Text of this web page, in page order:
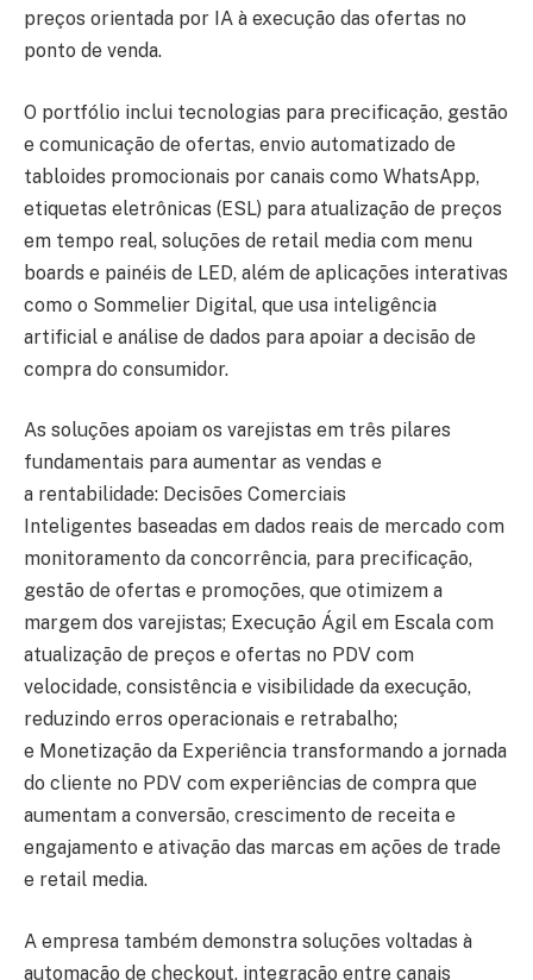
preços orientada por IA à execução das ofertas no
ponto de venda.
O portfólio inclui tecnologias para precificação, gestão
e comunicação de ofertas, envio automatizado de
tabloides promocionais por canais como WhatsApp,
etiquetas eletrônicas (ESL) para atualização de preços
em tempo real, soluções de retail media com menu
boards e painéis de LED, além de aplicações interativas
como o Sommelier Digital, que usa inteligência
artificial e análise de dados para apoiar a decisão de
compra do consumidor.
As soluções apoiam os varejistas em três pilares
fundamentais para aumentar as vendas e
a rentabilidade: Decisões Comerciais
Inteligentes baseadas em dados reais de mercado com
monitoramento da concorrência, para precificação,
gestão de ofertas e promoções, que otimizem a
margem dos varejistas; Execução Ágil em Escala com
atualização de preços e ofertas no PDV com
velocidade, consistência e visibilidade da execução,
reduzindo erros operacionais e retrabalho;
e Monetização da Experiência transformando a jornada
do cliente no PDV com experiências de compra que
aumentam a conversão, crescimento de receita e
engajamento e ativação das marcas em ações de trade
e retail media.
A empresa também demonstra soluções voltadas à
automação de checkout, integração entre canais